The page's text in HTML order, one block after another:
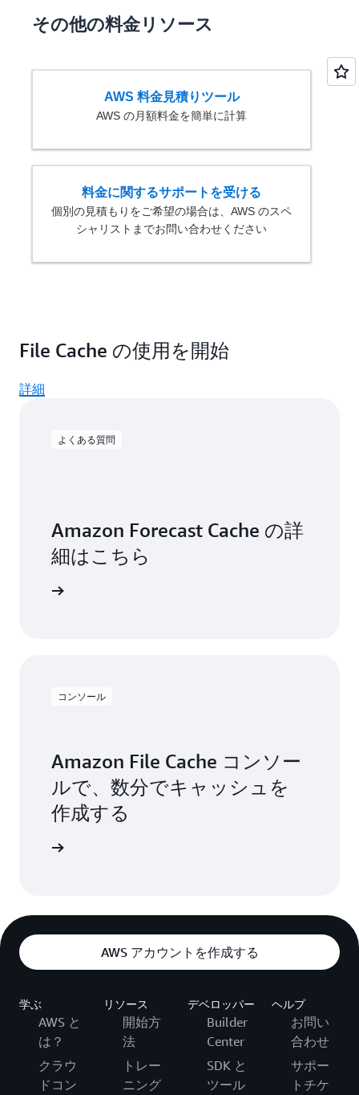
その他の料金リソース
AWS 料金見積りツール
AWS の月額料金を簡単に計算
料金に関するサポートを受ける
個別の見積もりをご希望の場合は、AWS のスペ
シャリストまでお問い合わせください
File Cache の使用を開始
詳細
よくある質問
Amazon Forecast Cache の詳
細はこちら
コンソール
Amazon File Cache コンソー
ルで、数分でキャッシュを
作成する
AWS アカウントを作成する
学ぶ
AWS と
は？
クラウ
ドコン
リソース
開始方
法
トレー
ニング
デベロッパー
Builder
Center
SDK と
ツール
ヘルプ
お問い
合わせ
サポー
トチケ